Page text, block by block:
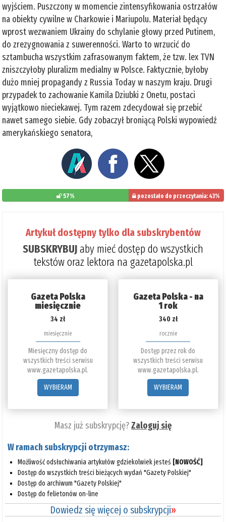
wyjściem. Puszczony w momencie zintensyfikowania ostrzałów
na obiekty cywilne w Charkowie i Mariupolu. Materiał będący
wprost wezwaniem Ukrainy do schylanie głowy przed Putinem,
do zrezygnowania z suwerenności. Warto to wrzucić do
sztambucha wszystkim zafrasowanym faktem, że tzw. lex TVN
zniszczyłoby pluralizm medialny w Polsce. Faktycznie, byłoby
dużo mniej propagandy z Russia Today w naszym kraju. Drugi
przypadek to zachowanie Kamila Dziubki z Onetu, postaci
wyjątkowo nieciekawej. Tym razem zdecydował się przebić
nawet samego siebie. Gdy zobaczył broniącą Polski wypowiedź
amerykańskiego senatora,
57% pozostało do przeczytania: 43%
Artykuł dostępny tylko dla subskrybentów
SUBSKRYBUJaby mieć dostęp do wszystkich
tekstów oraz lektora na gazetapolska.pl
Gazeta Polska
miesięcznie
34 zł
miesięcznie
Miesięczny dostęp do
wszystkich treści serwisu
www.gazetapolska.pl.
WYBIERAM
Gazeta Polska - na
1 rok
340 zł
rocznie
Dostęp przez rok do
wszystkich treści serwisu
www.gazetapolska.pl.
WYBIERAM
Masz już subskrypcję?Zaloguj się
W ramach subskrypcji otrzymasz:
Możliwość odsłuchiwania artykułów gdziekolwiek jesteś [NOWOŚĆ]
Dostęp do wszystkich treści bieżących wydań "Gazety Polskiej"
Dostęp do archiwum "Gazety Polskiej"
Dostęp do felietonów on-line
Dowiedz się więcej o subskrypcji»